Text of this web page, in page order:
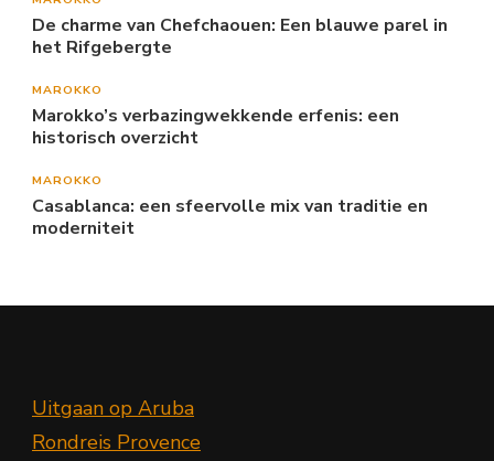
De charme van Chefchaouen: Een blauwe parel in
het Rifgebergte
MAROKKO
Marokko’s verbazingwekkende erfenis: een
historisch overzicht
MAROKKO
Casablanca: een sfeervolle mix van traditie en
moderniteit
Uitgaan op Aruba
Rondreis Provence